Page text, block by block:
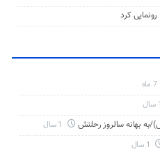
7 ماه
به بهانه سالروز رحلتش